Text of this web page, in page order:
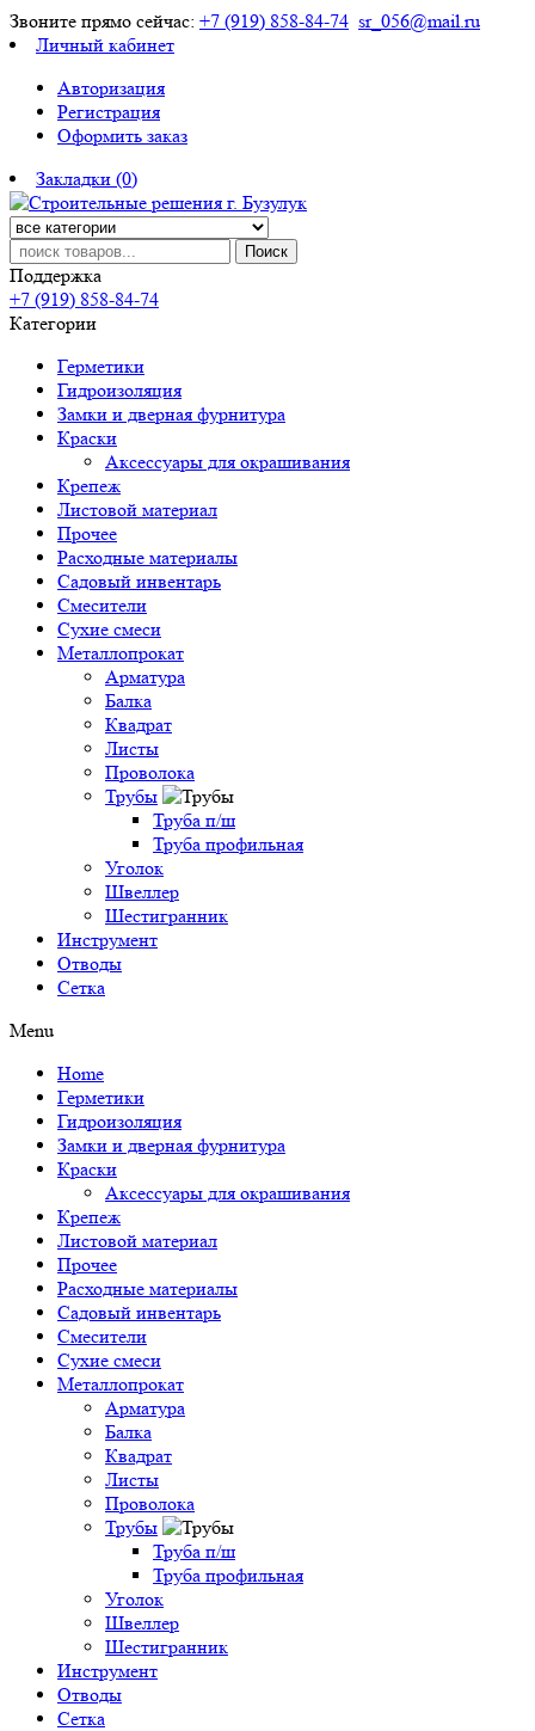
Звоните прямо сейчас: +7 (919) 858-84-74 sr_056@mail.ru
Личный кабинет
Авторизация
Регистрация
Оформить заказ
Закладки (0)
Поиск
Поддержка
+7 (919) 858-84-74
Категории
Герметики
Гидроизоляция
Замки и дверная фурнитура
Краски
Аксессуары для окрашивания
Крепеж
Листовой материал
Прочее
Расходные материалы
Садовый инвентарь
Смесители
Сухие смеси
Металлопрокат
Арматура
Балка
Квадрат
Листы
Проволока
Трубы
Труба п/ш
Труба профильная
Уголок
Швеллер
Шестигранник
Инструмент
Отводы
Сетка
Menu
Home
Герметики
Гидроизоляция
Замки и дверная фурнитура
Краски
Аксессуары для окрашивания
Крепеж
Листовой материал
Прочее
Расходные материалы
Садовый инвентарь
Смесители
Сухие смеси
Металлопрокат
Арматура
Балка
Квадрат
Листы
Проволока
Трубы
Труба п/ш
Труба профильная
Уголок
Швеллер
Шестигранник
Инструмент
Отводы
Сетка